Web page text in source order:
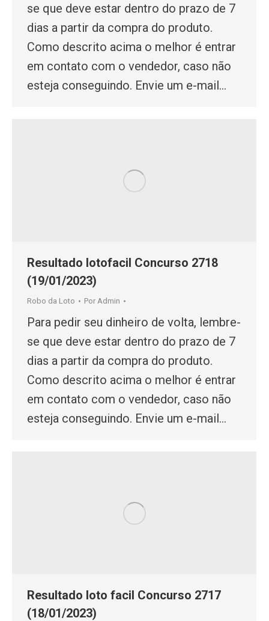
se que deve estar dentro do prazo de 7
dias a partir da compra do produto.
Como descrito acima o melhor é entrar
em contato com o vendedor, caso não
esteja conseguindo. Envie um e-mail…
Resultado lotofacil Concurso 2718
(19/01/2023)
Robo da Loto Por Admin
Para pedir seu dinheiro de volta, lembre-
se que deve estar dentro do prazo de 7
dias a partir da compra do produto.
Como descrito acima o melhor é entrar
em contato com o vendedor, caso não
esteja conseguindo. Envie um e-mail…
Resultado loto facil Concurso 2717
(18/01/2023)